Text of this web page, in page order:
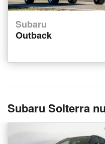
Subaru
Outback
Subaru Solterra